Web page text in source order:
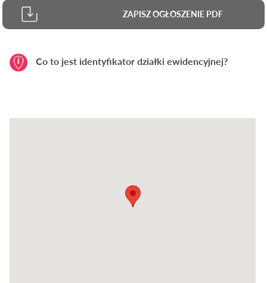
Co to jest identyfikator działki ewidencyjnej?
ZAPISZ OGŁOSZENIE PDF